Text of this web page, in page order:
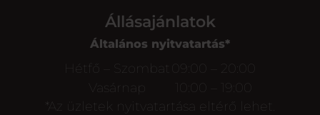
Állásajánlatok
Általános nyitvatartás*
Hétfő – Szombat
09:00 – 20:00
Vasárnap
10:00 – 19:00
*Az üzletek nyitvatartása eltérő lehet.